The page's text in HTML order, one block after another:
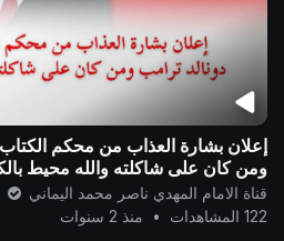
إعلان بشارة العذاب من محكم
ومن كان على شاكلته والله محيط
قناة الامام المهدي ناصر محمد اليماني
122 المشاهدات
• منذ 2 سنوات